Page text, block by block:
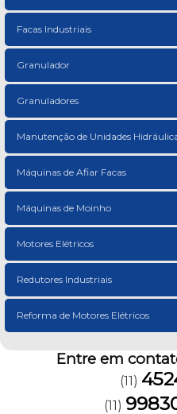
Facas Industriais
Granulador
Granuladores
Manutenção de Unidades
Máquinas de Afiar Facas
Máquinas de Moinho
Motores Elétricos
Redutores Industriais
Reforma de Motores Elétricos
Entre em
(11)
(11)